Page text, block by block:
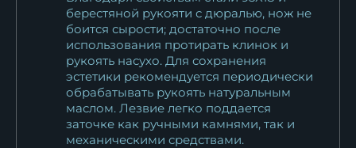
берестяной рукояти с дюралью, нож не
боится сырости; достаточно после
использования протирать клинок и
рукоять насухо. Для сохранения
эстетики рекомендуется периодически
обрабатывать рукоять натуральным
маслом. Лезвие легко поддается
заточке как ручными камнями, так и
механическими средствами.